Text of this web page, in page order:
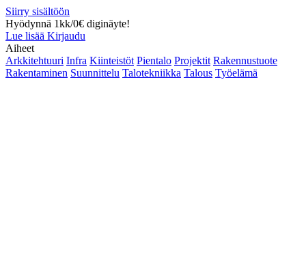
Siirry sisältöön
Hyödynnä 1kk/0€ diginäyte!
Lue lisää Kirjaudu
Aiheet
Arkkitehtuuri Infra Kiinteistöt Pientalo Projektit Rakennustuote
Rakentaminen Suunnittelu Talotekniikka Talous Työelämä